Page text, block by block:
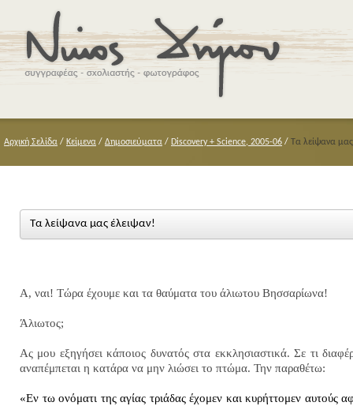
Αρχική Σελίδα / Κείμενα / Δημοσιεύματα / Discovery + Science, 2005-06 / Τα λείψανα
Τα λείψανα μας έλειψαν!
Α, ναι! Τώρα έχουμε και τα θαύματα του άλιωτου Βησσαρίωνα!
Άλιωτος;
Ας μου εξηγήσει κάποιος δυνατός στα εκκλησιαστικά. Σε τι
αναπέμπεται η κατάρα να μην λιώσει το πτώμα. Την παραθέτω:
«Εν τω ονόματι της αγίας τριάδας έχομεν και κυρήττομεν